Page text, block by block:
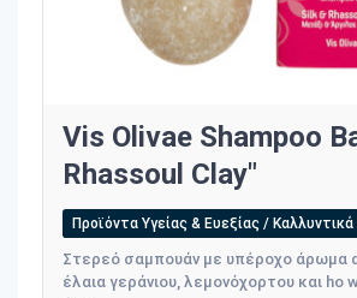
Vis Olivae Shampoo
Rhassoul Clay"
Προϊόντα Υγείας & Ευεξίας /
Στερεό σαμπουάν με υπέροχο άρωμα
έλαια γεράνιου, λεμονόχορτου και ho